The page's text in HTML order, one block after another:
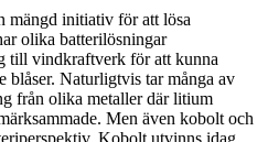
mängd initiativ för att lösa
olika batterilösningar
till vindkraftverk för att kunna
blåser. Naturligtvis tar många av
från olika metaller där litium
Men även kobolt och